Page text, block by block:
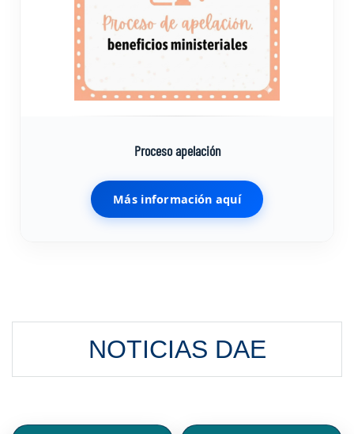
Proceso apelación
Más información aquí
NOTICIAS DAE